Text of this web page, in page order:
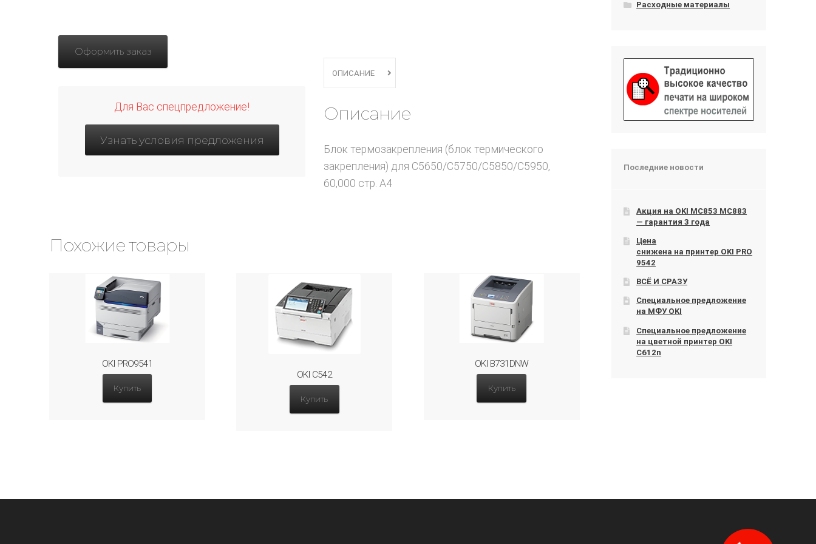
Оформить заказ
Для Вас спецпредложение!
Узнать условия предложения
ОПИСАНИЕ
Описание
Блок термозакрепления (блок термического
закрепления) для C5650/C5750/C5850/C5950,
60,000 стр. A4
Похожие товары
OKI PRO9541
Купить
OKI C542
Купить
OKI B731DNW
Купить
Расходные материалы
Последние новости
Акция на OKI МС853 МС883
— гарантия 3 года
Цена
снижена на принтер OKI PRO
9542
ВСЁ И СРАЗУ
Специальное предложение
на МФУ OKI
Специальное предложение
на цветной принтер OKI
C612n